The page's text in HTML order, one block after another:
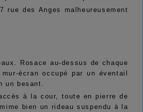
rue des Anges malheureusement
Rosace au-dessus de chaque
écran occupé par un éventail
un besant.
à la cour, toute en pierre de
bien un rideau suspendu à la